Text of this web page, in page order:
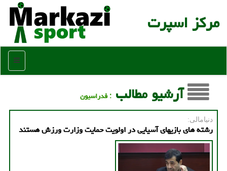
مركز اسپرت
منو
آرشیو مطالب : فدراسیون
دنیامالی:
رشته های بازیهای آسیایی در اولویت حمایت وزارت ورزش هستند